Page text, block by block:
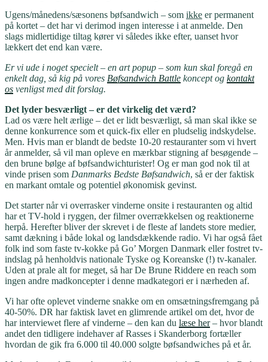
Ugens/månedens/sæsonens bøfsandwich – som ikke er permanent
på kortet – det har vi derimod ingen interesse i at anmelde. Den
slags midlertidige tiltag kører vi således ikke efter, uanset hvor
lækkert det end kan være.
Er vi ude i noget specielt – en art popup – som kun skal foregå en
enkelt dag, så kig på vores Bøfsandwich Battle koncept og kontakt
os venligst med dit forslag.
Det lyder besværligt – er det virkelig det værd?
Lad os være helt ærlige – det er lidt besværligt, så man skal ikke se
denne konkurrence som et quick-fix eller en pludselig indskydelse.
Men. Hvis man er blandt de bedste 10-20 restauranter som vi hvert
år anmelder, så vil man opleve en mærkbar stigning af besøgende –
den brune bølge af bøfsandwichturister! Og er man god nok til at
vinde prisen som Danmarks Bedste Bøfsandwich, så er der faktisk
en markant omtale og potentiel økonomisk gevinst.
Det starter når vi overrasker vinderne onsite i restauranten og altid
har et TV-hold i ryggen, der filmer overrækkelsen og reaktionerne
herpå. Herefter bliver der skrevet i de fleste af landets store medier,
samt dækning i både lokal og landsdækkende radio. Vi har også fået
folk ind som faste tv-kokke på Go’ Morgen Danmark eller fostret tv-
indslag på henholdvis nationale Tyske og Koreanske (!) tv-kanaler.
Uden at prale alt for meget, så har De Brune Riddere en reach som
ingen andre madkoncepter i denne madkategori er i nærheden af.
Vi har ofte oplevet vinderne snakke om en omsætningsfremgang på
40-50%. DR har faktisk lavet en glimrende artikel om det, hvor de
har interviewet flere af vinderne – den kan du læse her– hvor blandt
andet den tidligere indehaver af Rasses i Skanderborg fortæller
hvordan de gik fra 6.000 til 40.000 solgte bøfsandwiches på et år.